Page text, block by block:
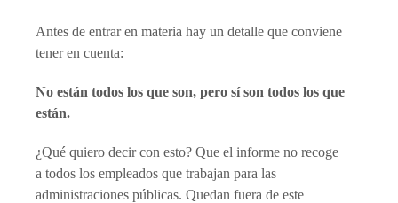
Antes de entrar en materia hay un detalle que conviene
tener en cuenta:
No están todos los que son, pero sí son todos los que
están.
¿Qué quiero decir con esto? Que el informe no recoge
a todos los empleados que trabajan para las
administraciones públicas. Quedan fuera de este